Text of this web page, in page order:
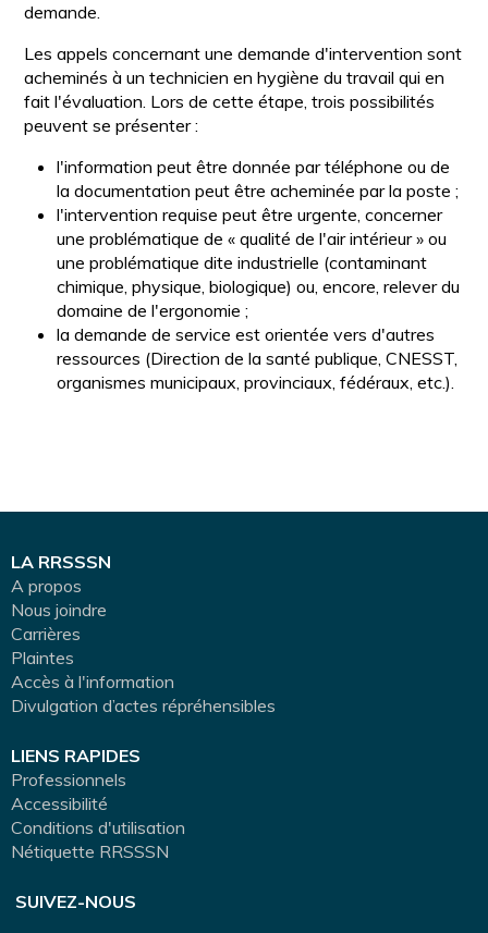
demande.
Les appels concernant une demande d'intervention sont
acheminés à un technicien en hygiène du travail qui en
fait l'évaluation. Lors de cette étape, trois possibilités
peuvent se présenter :
l'information peut être donnée par téléphone ou de
la documentation peut être acheminée par la poste ;
l'intervention requise peut être urgente, concerner
une problématique de « qualité de l'air intérieur » ou
une problématique dite industrielle (contaminant
chimique, physique, biologique) ou, encore, relever du
domaine de l'ergonomie ;
la demande de service est orientée vers d'autres
ressources (Direction de la santé publique, CNESST,
organismes municipaux, provinciaux, fédéraux, etc.).
LA RRSSSN
A propos
Nous joindre
Carrières
Plaintes
Accès à l'information
Divulgation d’actes répréhensibles
LIENS RAPIDES
Professionnels
Accessibilité
Conditions d'utilisation
Nétiquette RRSSSN
SUIVEZ-NOUS